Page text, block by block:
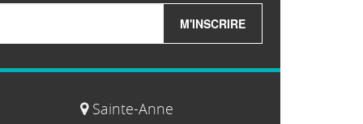
M'INSCRIRE
Sainte-Anne